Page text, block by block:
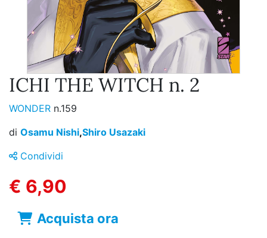
ICHI THE WITCH n. 2
WONDER n.159
di Osamu Nishi,Shiro Usazaki
Condividi
€ 6,90
Acquista ora